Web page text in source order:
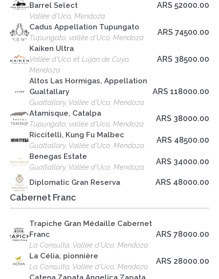
Barrel Select
Vallée d'Uco, Mendoza
ARS 52000.00
Cadus Appellation Tupungato
Tupungato, vallée d'Uco, Mendoza
ARS 74500.00
Kaiken Ultra
Vallée d'Uco et Luján de Cuyo,
Mendoza
ARS 38500.00
Altos Las Hormigas, Appellation
Gualtallary
Gualtallary, Vallée d'Uco, Mendoza
ARS 118000.00
Atamisque, Catalpa
Tupungato, vallée d'Uco, Mendoza
ARS 38000.00
Riccitelli, Kung Fu Malbec
Gualtallary, Vallée d'Uco, Mendoza
ARS 48500.00
Benegas Estate
Gualtallary, Vallée d'Uco, Mendoza
ARS 34000.00
Diplomatic Gran Reserva ARS 48000.00
Cabernet Franc
Trapiche Gran Médaille Cabernet
Franc
La Consulta, Vallée d'Uco, Mendoza
ARS 78000.00
La Célia, pionnière
La Consulta, Vallée d'Uco, Mendoza
ARS 28000.00